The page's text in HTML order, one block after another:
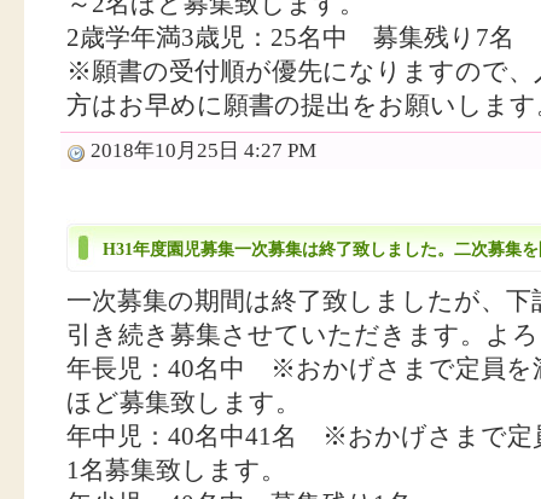
2歳学年満3歳児：25名中 募集残り7名
※願書の受付順が優先になりますので
方はお早めに願書の提出をお願いします
2018年10月25日 4:27 PM
H31年度園児募集一次募集は終了致しました。二次募集
一次募集の期間は終了致しましたが、
引き続き募集させていただきます。よ
年長児：40名中 ※おかげさまで定員を
ほど募集致します。
年中児：40名中41名 ※おかげさまで定
1名募集致します。